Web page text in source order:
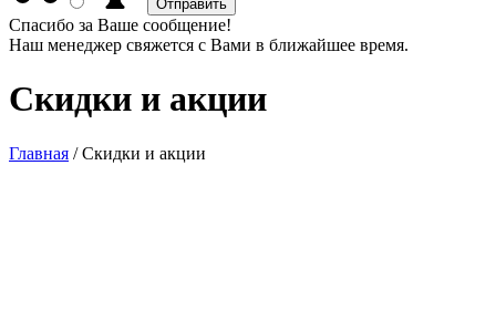
Спасибо за Ваше сообщение!
Наш менеджер свяжется с Вами в ближайшее время.
Скидки и акции
Главная /Скидки и акции